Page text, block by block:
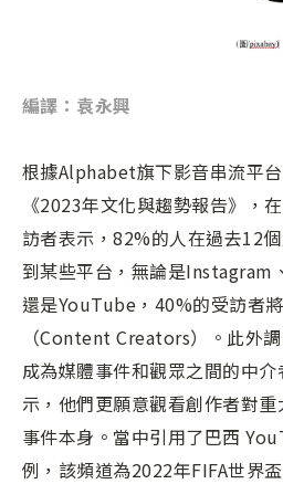
編譯：袁永興
根據Alphabet旗下影音串流平
《2023年文化與趨勢報告》，
訪者表示，82%的人在過去12
到某些平台，無論是
還是YouTube，40%的受訪者
（Content Creators）。此外
成為媒體事件和觀眾之間的中
示，他們更願意觀看創作者對
事件本身。當中引用了巴西
例，該頻道為2022年FIFA世界